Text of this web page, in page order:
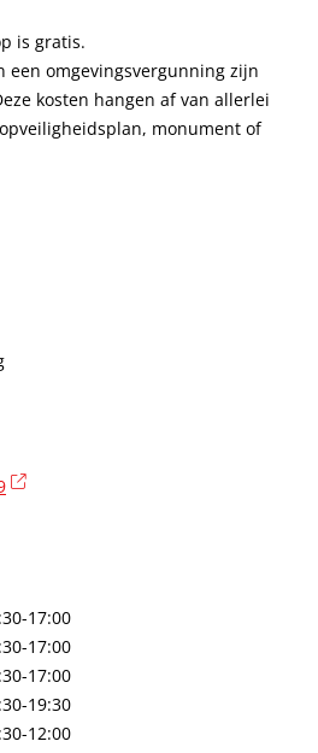
is gratis.
een omgevingsvergunning zijn
kosten hangen af van allerlei
monument of
17:00
17:00
17:00
19:30
12:00